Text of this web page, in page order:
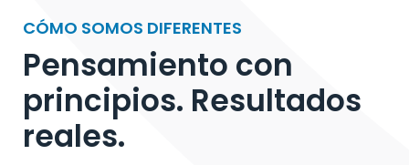
CÓMO SOMOS DIFERENTES
Pensamiento con
principios. Resultados
reales.